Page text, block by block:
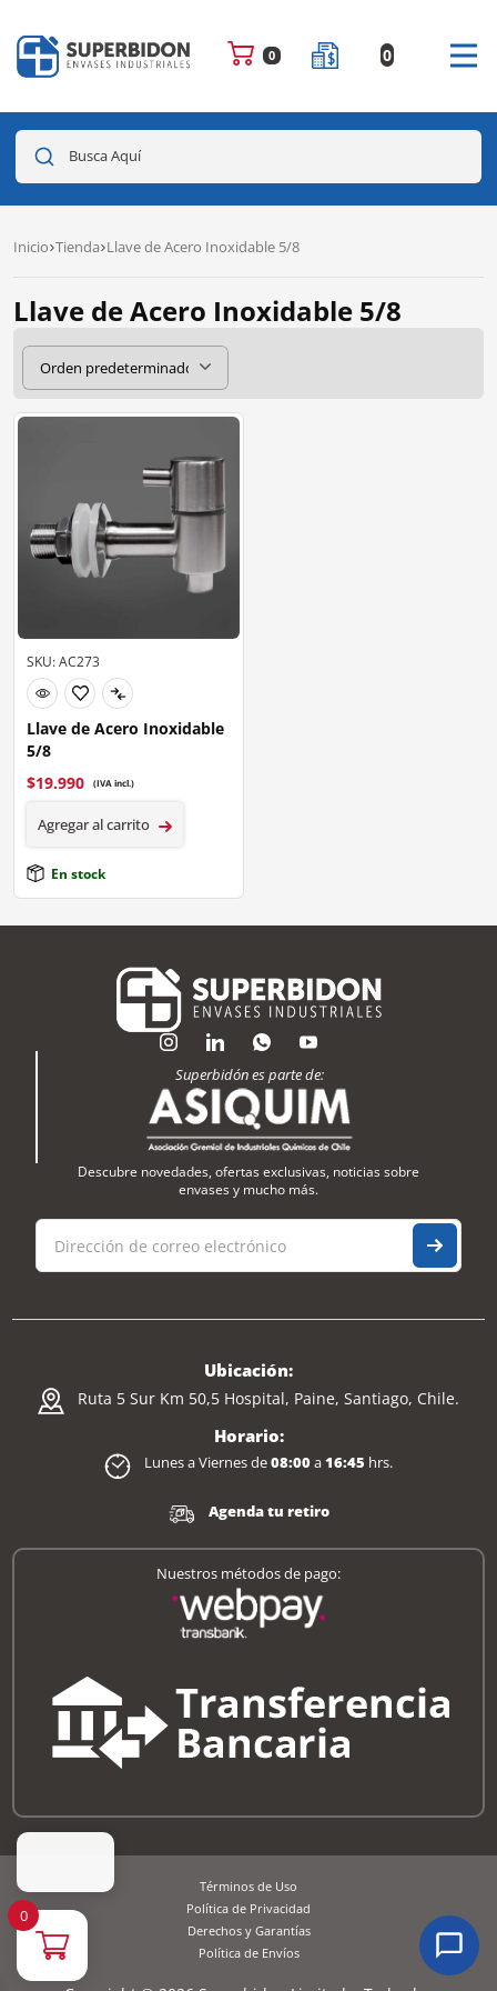
0 0
Busca Aquí
Inicio Tienda Llave de Acero Inoxidable 5/8
Llave de Acero Inoxidable 5/8
SKU: AC273
Llave de Acero Inoxidable
5/8
$19.990 (IVA incl.)
Agregar al carrito
En stock
Superbidón es parte de:
Descubre novedades, ofertas exclusivas, noticias sobre
envases y mucho más.
Ubicación:
Ruta 5 Sur Km 50,5 Hospital, Paine, Santiago, Chile.
Horario:
Lunes a Viernes de08:00a16:45 hrs.
Agenda tu retiro
Nuestros métodos de pago:
Términos de Uso
Política de Privacidad
Derechos y Garantías
Política de Envíos
0